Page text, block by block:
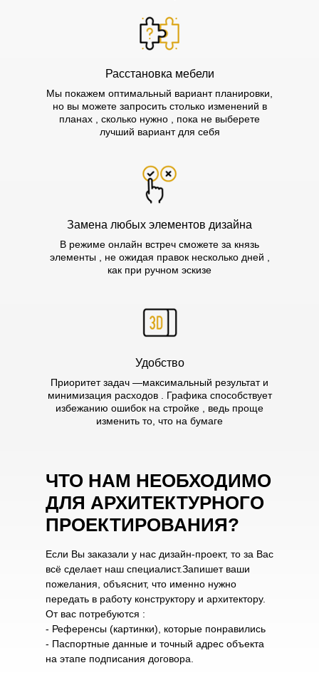
Расстановка мебели
Мы покажем оптимальный вариант планировки,
но вы можете запросить столько изменений в
планах , сколько нужно , пока не выберете
лучший вариант для себя
Замена любых элементов дизайна
Удобство
В режиме онлайн встреч сможете за князь
элементы , не ожидая правок несколько дней ,
как при ручном эскизе
Приоритет задач —максимальный результат и
минимизация расходов . Графика способствует
избежанию ошибок на стройке , ведь проще
изменить то, что на бумаге
Если Вы заказали у нас дизайн-проект, то за Вас
всё сделает наш специалист.Запишет ваши
пожелания, объяснит, что именно нужно
передать в работу конструктору и архитектору.
От вас потребуются :
- Референсы (картинки), которые понравились
- Паспортные данные и точный адрес объекта
на этапе подписания договора.
ЧТО НАМ НЕОБХОДИМО
ДЛЯ АРХИТЕКТУРНОГО
ПРОЕКТИРОВАНИЯ?